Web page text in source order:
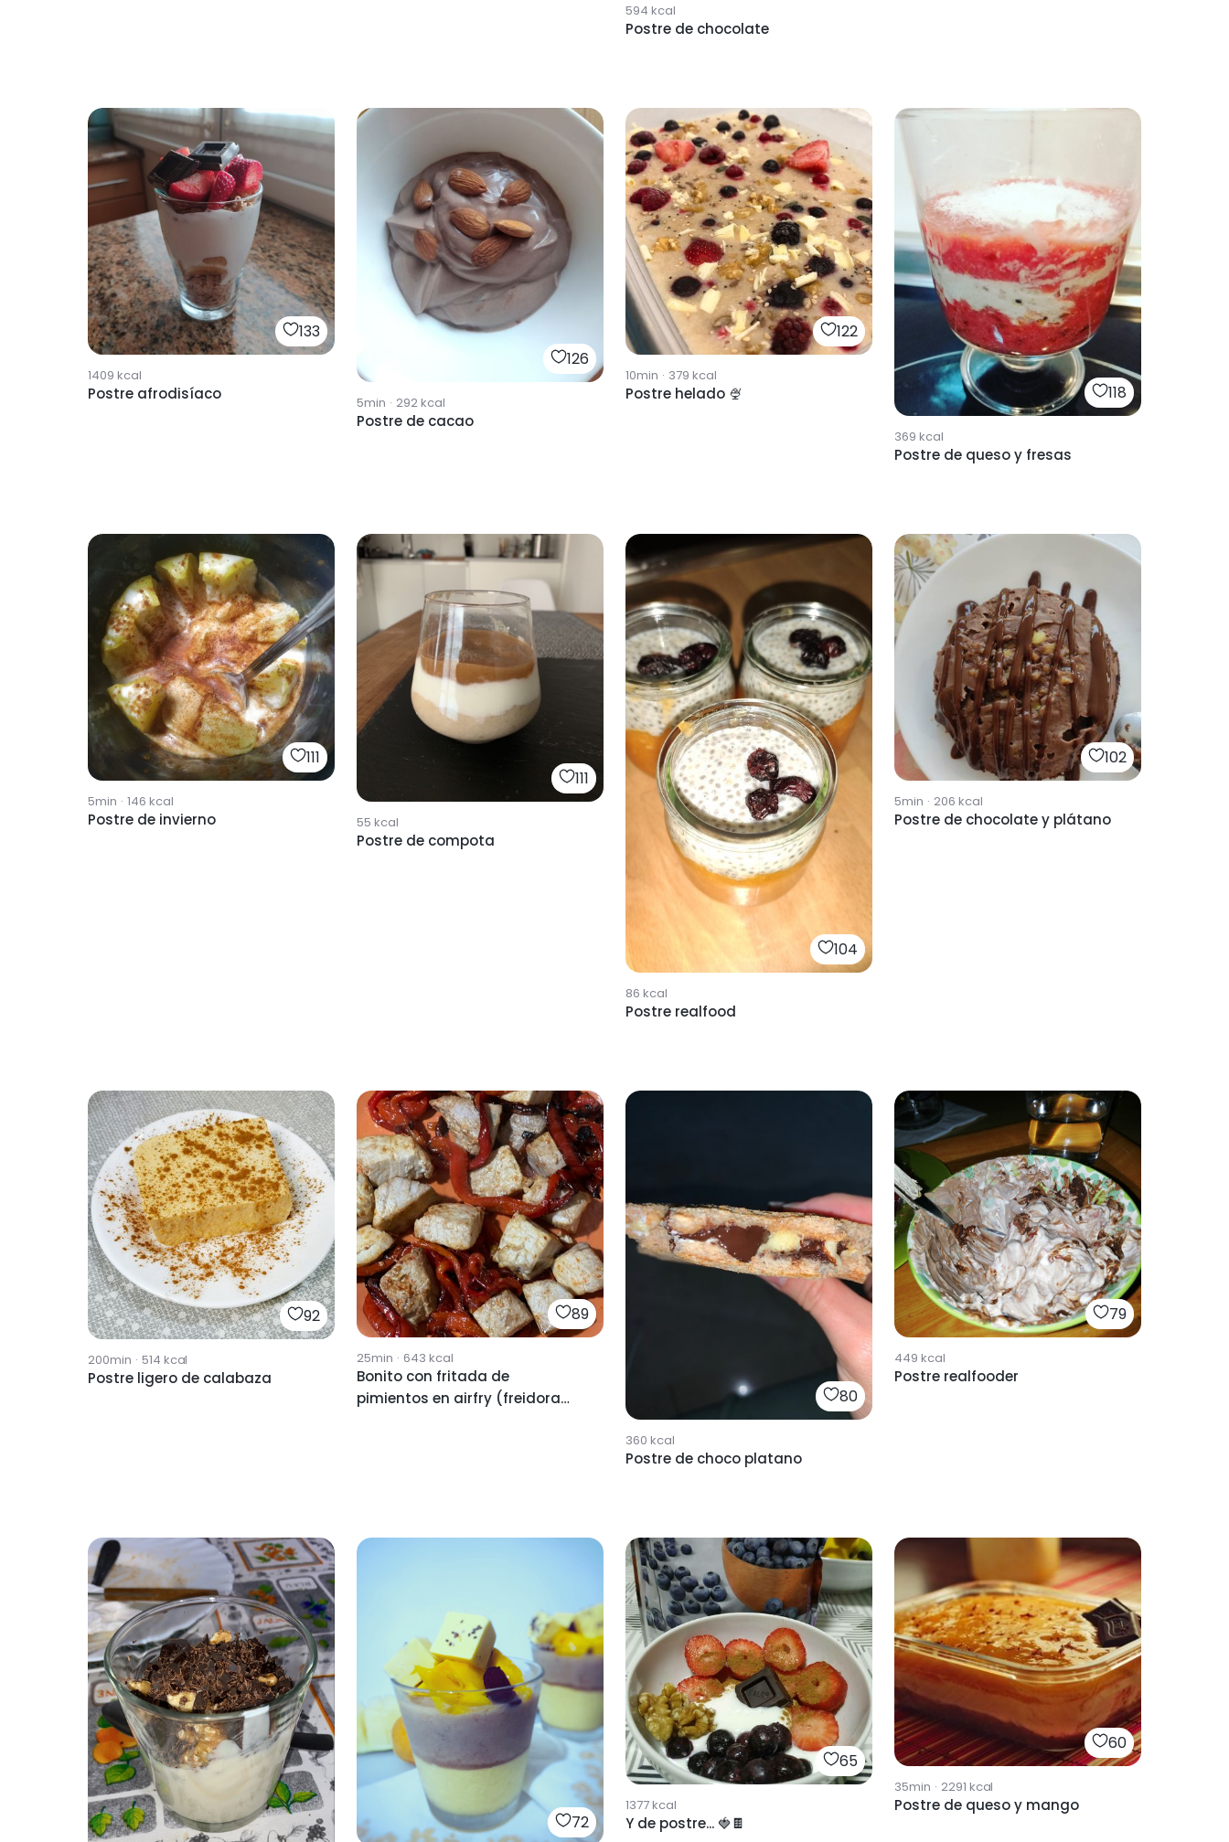
594 kcal
Postre de chocolate
133
1409 kcal
Postre afrodisíaco
126
5min · 292kcal
Postre de cacao
122
10min · 379 kcal
Postre helado 🍨 118
369 kcal
Postre de queso y fresas
111
5min · 146 kcal
Postre de invierno
111
55 kcal
Postre de compota
104
86 kcal
Postre realfood
102
5min · 206 kcal
Postre de chocolate y plátano
92
200min · 514 kcal
Postre ligero de calabaza
89
25min · 643 kcal
Bonito con fritada de
pimientos en airfry (freidora
80
360 kcal
Postre de choco platano
79
449 kcal
Postre realfooder
72
65
1377kcal
Y de postre... 🍓🍫
60
35min · 2291 kcal
Postre de queso y mango